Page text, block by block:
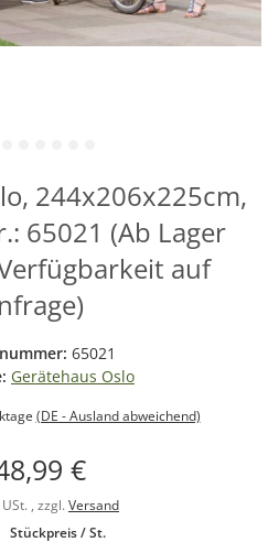
244x206x225cm,
65021 (Ab Lager
auf
65021
Gerätehaus Oslo
(DE - Ausland abweichend)
€
, zzgl. Versand
Stückpreis / St.